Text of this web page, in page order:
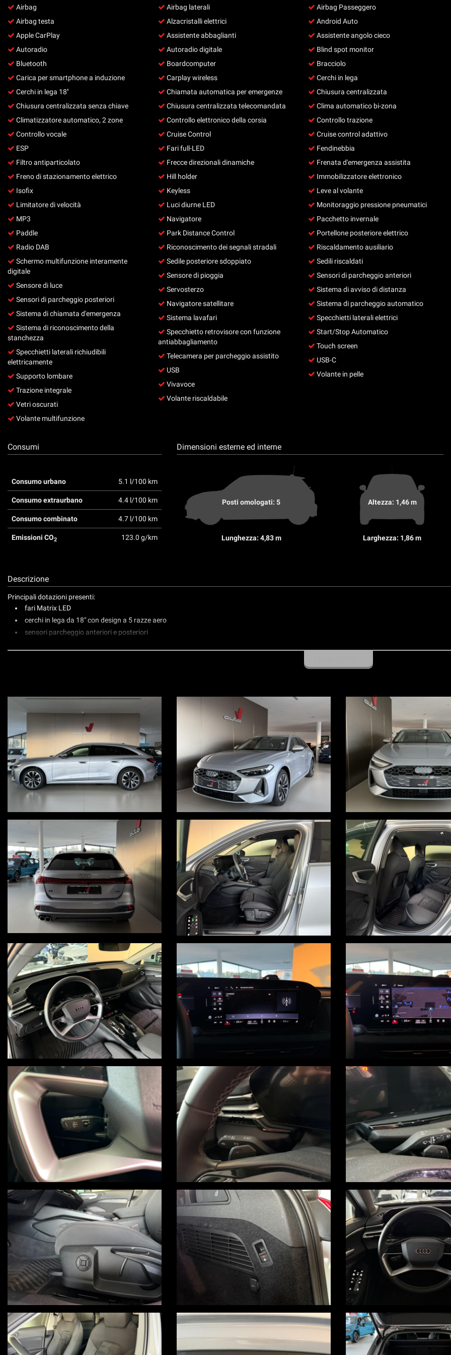
Airbag
Airbag testa
Apple CarPlay
Autoradio
Bluetooth
Carica per smartphone a induzione
Cerchi in lega 18''
Chiusura centralizzata senza chiave
Climatizzatore automatico, 2 zone
Controllo vocale
ESP
Filtro antiparticolato
Freno di stazionamento elettrico
Isofix
Limitatore di velocità
MP3
Paddle
Radio DAB
Schermo multifunzione interamente
digitale
Sensore di luce
Sensori di parcheggio posteriori
Sistema di chiamata d'emergenza
Sistema di riconoscimento della
stanchezza
Specchietti laterali richiudibili
elettricamente
Supporto lombare
Trazione integrale
Vetri oscurati
Volante multifunzione
Airbag laterali
Alzacristalli elettrici
Assistente abbaglianti
Autoradio digitale
Boardcomputer
Carplay wireless
Chiamata automatica per emergenze
Chiusura centralizzata telecomandata
Controllo elettronico della corsia
Cruise Control
Fari full-LED
Frecce direzionali dinamiche
Hill holder
Keyless
Luci diurne LED
Navigatore
Park Distance Control
Riconoscimento dei segnali stradali
Sedile posteriore sdoppiato
Sensore di pioggia
Servosterzo
Navigatore satellitare
Sistema lavafari
Specchietto retrovisore con funzione
antiabbagliamento
Telecamera per parcheggio assistito
USB
Vivavoce
Volante riscaldabile
Airbag Passeggero
Android Auto
Assistente angolo cieco
Blind spot monitor
Bracciolo
Cerchi in lega
Chiusura centralizzata
Clima automatico bi-zona
Controllo trazione
Cruise control adattivo
Fendinebbia
Frenata d'emergenza assistita
Immobilizzatore elettronico
Leve al volante
Monitoraggio pressione pneumatici
Pacchetto invernale
Portellone posteriore elettrico
Riscaldamento ausiliario
Sedili riscaldati
Sensori di parcheggio anteriori
Sistema di avviso di distanza
Sistema di parcheggio automatico
Specchietti laterali elettrici
Start/Stop Automatico
Touch screen
USB-C
Volante in pelle
Consumi
Consumo urbano 5.1 l/100 km
Consumo extraurbano 4.4 l/100 km
Consumo combinato 4.7 l/100 km
Emissioni CO2 123.0 g/km
Dimensioni esterne ed interne
Posti omologati: 5
Lunghezza: 4,83 m
Altezza: 1,46 m
Larghezza: 1,86 m
Descrizione
Principali dotazioni presenti:
fari Matrix LED
cerchi in lega da 18" con design a 5 razze aero
sensori parcheggio anteriori e posteriori
controllo elettronico della corsia
cruise control addattivo
alert angolo cieco
sistema si assistenza alla frenata d'emergenza anteriore
sistema di ausilio al parcheggio Plus
keyless
portellone posteriore elettrico
clima automatico bizona con sedili anteriori riscaldati
riscaldamento autonomo
OFFERTA ABBINATA A PROMO V, VALIDA ESCLUSIVAMENTE CON SOTTOSCRIZIONE DI UN FINANZIAMENTO CON COPERTURE
Per ulteriori informazioni, visita il nostro sito www.autov.it
Condizioni chiare, certe e trasparenti
Permutiamo o rottamiamo il tuo usato
Consegna a domicilio in tutta Italia, isole comprese, salvo accordo economico
Visita il nostro sito www.autov.it
Decliniamo ogni responsabilità per eventuali involontari errori inseriti nell'annuncio, i quali non rappresentano un impegno contrattuale
PER INFO UGO 3664236556 - LUCA 3383597785
questi
strumenti
tracciamento
si
rimanda
cookie
policy.
rivedere
e
modificare
tue
scelte
qualsiasi
momento.
Cookie per il miglioramento dell'esperienza utente
Cookie analitici
Cookie di marketing